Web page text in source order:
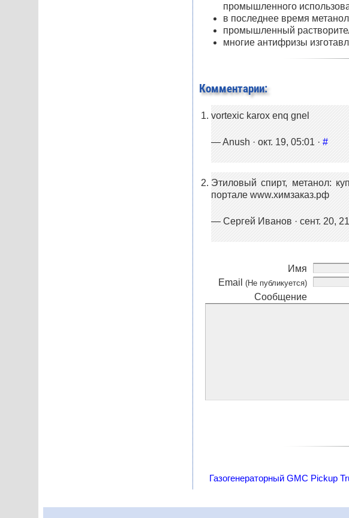
промышленного
в последнее время
промышленный
многие антифризы
Комментарии:
vortexic karox enq gnel
— Anush · окт. 19, 05:01 · #
Этиловый спирт, метанол:
портале www.химзаказ.рф
— Сергей Иванов · сент. 20,
Имя
Email (Не публикуется)
Сообщение
Газогенераторный GMC Pickup